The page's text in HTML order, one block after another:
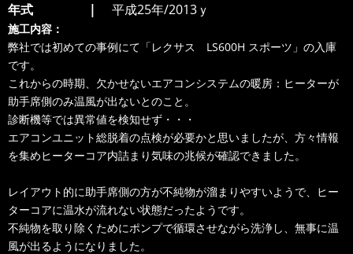
年式
平成25年/2013ｙ
施工内容：
弊社では初めての事例にて「レクサス LS600H スポーツ」の入庫
です。
これからの時期、欠かせないエアコンシステムの暖房：ヒーターが
助手席側のみ温風が出ないとのこと。
診断機等では異常値を検知せず・・・
エアコンユニット総脱着の点検が必要かと思いましたが、方々情報
を集めヒーターコア内詰まり気味の兆候が確認できました。
レイアウト的に助手席側の方が不純物が溜まりやすいようで、ヒー
ターコアに温水が流れない状態だったようです。
不純物を取り除くためにポンプで循環させながら洗浄し、無事に温
風が出るようになりました。